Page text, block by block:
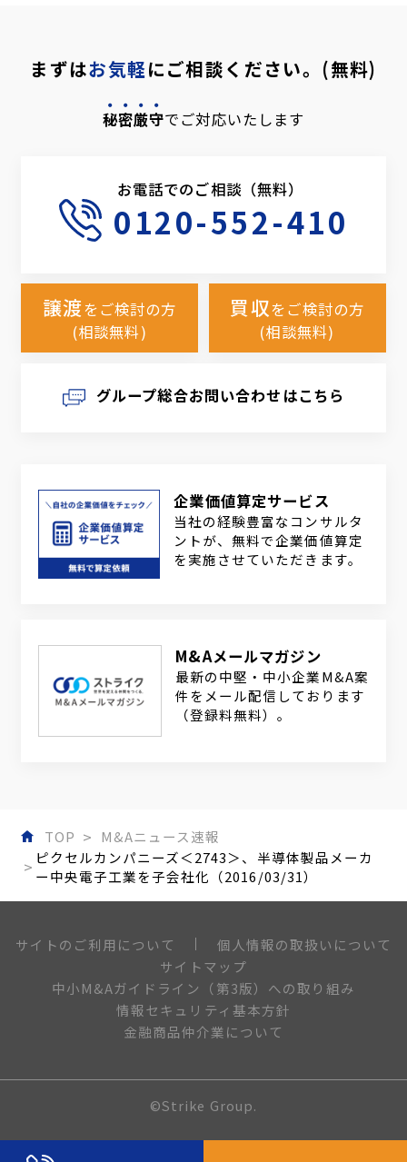
まずはお気軽にご相談ください。(無料)
秘密厳守でご対応いたします
お電話でのご相談（無料）
0120-552-410
譲渡をご検討の方
(相談無料)
買収をご検討の方
(相談無料)
グループ総合お問い合わせはこちら
企業価値算定サービス
当社の経験豊富なコンサルタ
ントが、無料で企業価値算定
を実施させていただきます。
M&Aメールマガジン
最新の中堅・中小企業M&A案
件をメール配信しております
（登録料無料）。
TOP
M&Aニュース速報
ピクセルカンパニーズ＜2743＞、半導体製品メーカ
ー中央電子工業を子会社化（2016/03/31）
サイトのご利用について
個人情報の取扱いについて
サイトマップ
中小M&Aガイドライン（第3版）への取り組み
情報セキュリティ基本方針
金融商品仲介業について
©Strike Group.